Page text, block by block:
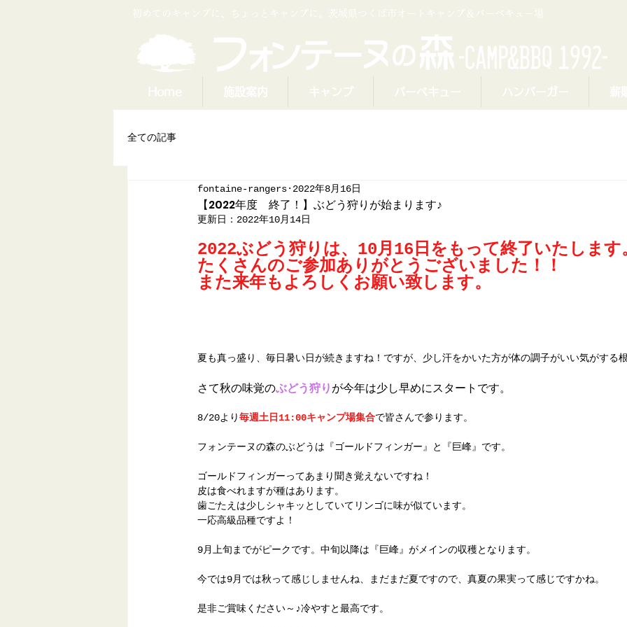
​初めてのキャンプに、ちょっとキャンプに。茨城県つくば市オートキャンプ＆バーベキュー場
Home 施設案内 キャンプ バーベキュー ハンバーガー 薪
全ての記事
【2022年度 終了！】ぶどう狩りが始まります♪
fontaine-rangers 2022年8月16日
更新日： 2022年10月14日
2022ぶどう狩りは、10月16日をもって終了いたします
たくさんのご参加ありがとうございました！！
また来年もよろしくお願い致します。
夏も真っ盛り、毎日暑い日が続きますね！ですが、少し汗をかいた方が体の調子がいい気がする根
さて秋の味覚のぶどう狩りが今年は少し早めにスタートです。
8/20より毎週土日11:00キャンプ場集合で皆さんで参ります。
フォンテーヌの森のぶどうは『ゴールドフィンガー』と『巨峰』です。
ゴールドフィンガーってあまり聞き覚えないですね！
皮は食べれますが種はあります。
歯ごたえは少しシャキッとしていてリンゴに味が似ています。
一応高級品種ですよ！
9月上旬までがピークです。中旬以降は『巨峰』がメインの収穫となります。
今では9月では秋って感じしませんね、まだまだ夏ですので、真夏の果実って感じですかね。
是非ご賞味ください～♪冷やすと最高です。